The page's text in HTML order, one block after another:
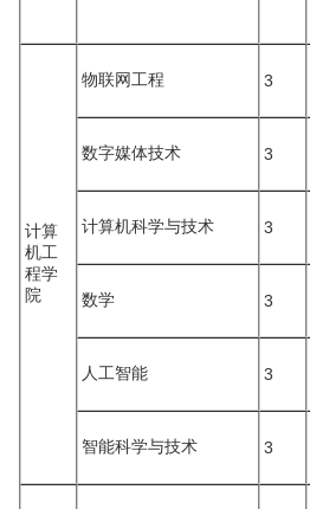
计算
机工
程学
院
物联网工程 3
数字媒体技术 3
计算机科学与技术 3
数学 3
人工智能 3
智能科学与技术 3